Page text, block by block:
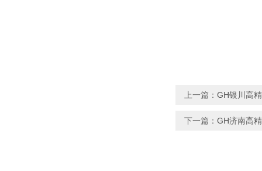
上一篇： GH银川高
下一篇： GH济南高